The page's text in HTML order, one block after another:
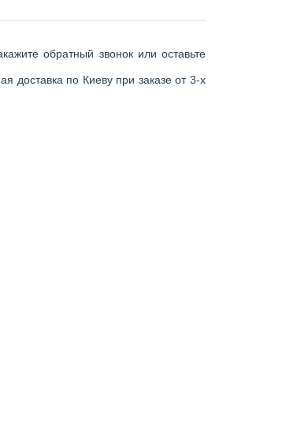
обратный звонок или оставьте
доставка по Киеву при заказе от 3-х